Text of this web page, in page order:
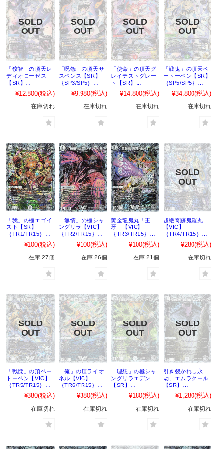
「狡智」の頂天レ
ディオローゼス
【SR】
｛SP2/SP5｝
［23EX3］
¥12,800(税込)
在庫切れ
「呪怨」の頂天サ
スペンス【SR】
｛SP3/SP5｝
［23EX3］
¥9,980(税込)
在庫切れ
「使命」の頂天グ
レイテストグレー
ト【SR】
｛SP4/SP5｝
［23EX3］
¥14,800(税込)
在庫切れ
「戦鬼」の頂天ベ
ートーベン【SR】
｛SP5/SP5｝
［23EX3］
¥34,800(税込)
在庫切れ
「我」の極エゴイ
スト【SR】
｛TR1/TR15｝
［23EX3］
¥100(税込)
在庫 27個
「無情」の極シャ
ングリラ【VIC】
｛TR2/TR15｝
［23EX3］
¥100(税込)
在庫 26個
黄金龍鬼丸「王
牙」【VIC】
｛TR3/TR15｝
［23EX3］
¥100(税込)
在庫 21個
超絶奇跡鬼羅丸
【VIC】
｛TR4/TR15｝
［23EX3］
¥280(税込)
在庫切れ
「戦慄」の頂ベー
トーベン【VIC】
｛TR5/TR15｝
［23EX3］
¥380(税込)
在庫切れ
「俺」の頂ライオ
ネル【VIC】
｛TR6/TR15｝
［23EX3］
¥380(税込)
在庫切れ
「理想」の極シャ
ングリラエデン
【SR】
｛TR7/TR15｝
［23EX3］
¥180(税込)
在庫切れ
引き裂かれし永
劫、エムラクール
【SR】
｛TR8/TR15｝
［23EX3］
¥1,280(税込)
在庫切れ